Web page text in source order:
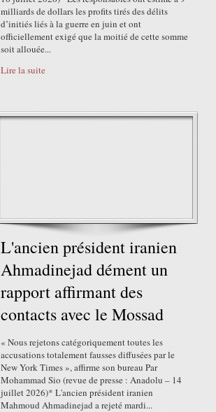
milliards de dollars les profits tirés des délits
d’initiés liés à la guerre en juin et ont
officiellement exigé que la moitié de cette somme
soit allouée...
Lire la suite
L'ancien président iranien
Ahmadinejad dément un
rapport affirmant des
contacts avec le Mossad
« Nous rejetons catégoriquement toutes les
accusations totalement fausses diffusées par le
New York Times », affirme son bureau Par
Mohammad Sio (revue de presse : Anadolu – 14
juillet 2026)* L'ancien président iranien
Mahmoud Ahmadinejad a rejeté mardi...